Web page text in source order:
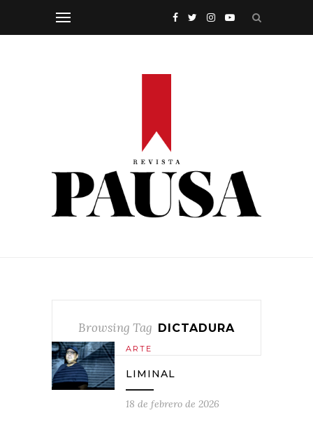
Browsing Tag DICTADURA
ARTE
LIMINAL
18 de febrero de 2026